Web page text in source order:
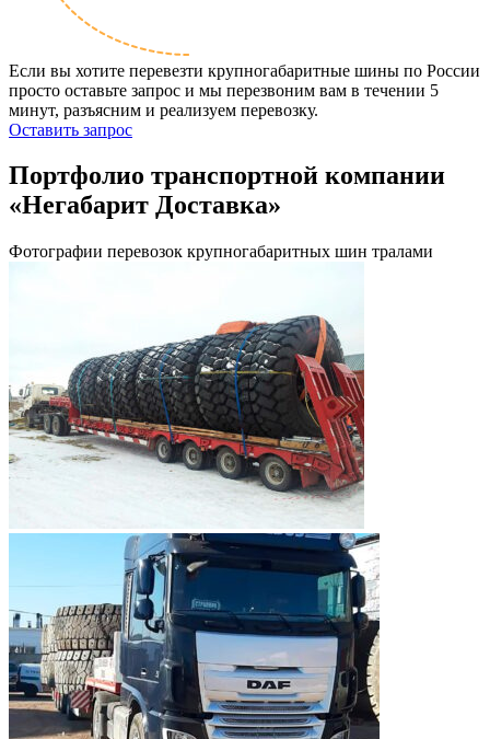
Если вы хотите перевезти крупногабаритные шины по России
просто оставьте запрос и мы перезвоним вам в течении 5
минут, разъясним и реализуем перевозку.
Оставить запрос
Портфолио транспортной компании
«Негабарит Доставка»
Фотографии перевозок крупногабаритных шин тралами